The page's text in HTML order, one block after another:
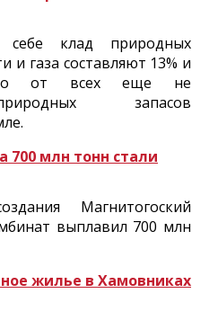
клад природных
и газа составляют 13% и
от всех еще не
запасов
700 млн тонн стали
Магнитогоский
выплавил 700 млн
жилье в Хамовниках